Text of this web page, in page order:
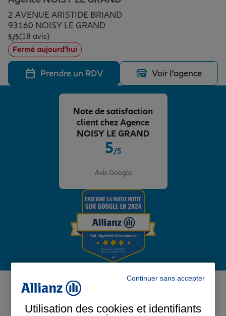
Assurance emprunteur
Prévoyance et dépendance
Assurance animal de compagnie
Protection de la famille
Protection juridique
Épargne & retraite
Plan épargne retraite
Assurance vie
Placements financiers
Investissements immobiliers
Transmission
Vos projets
Partir en vacances
Départ à la retraite
Préparer l’avenir
Conseil assurance
Assurance habitation
Le Pack Famille
Garantie des accidents de la vie
Assurance scolaire
Allianz en France
2 AVENUE ARISTIDE BRIAND
93160 NOISY LE GRAND
5/5Note de 5 sur 5
(18 avis)
Fermé aujourd'hui
Prendre un RDV Voir l'agence
5/5
Avis Google
Note de satisfaction
client chez Agence
NOISY LE GRAND
Avis de l'agence Agence NOISY
LE GRAND
Avis sur une période de 6 mois
Continuer sans accepter
Utilisation des cookies et identifiants